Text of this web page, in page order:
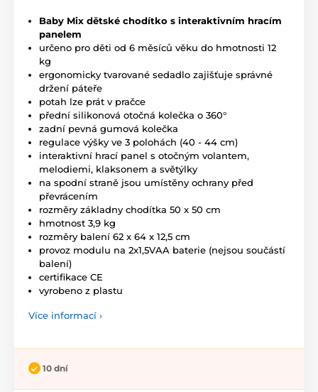
Baby Mix dětské chodítko s interaktivním hracím
panelem
určeno pro děti od 6 měsíců věku do hmotnosti 12
kg
ergonomicky tvarované sedadlo zajišťuje správné
držení páteře
potah lze prát v pračce
přední silikonová otočná kolečka o 360°
zadní pevná gumová kolečka
regulace výšky ve 3 polohách (40 - 44 cm)
interaktivní hrací panel s otočným volantem,
melodiemi, klaksonem a světýlky
na spodní straně jsou umístěny ochrany před
převrácením
rozměry základny chodítka 50 x 50 cm
hmotnost 3,9 kg
rozměry balení 62 x 64 x 12,5 cm
provoz modulu na 2x1,5VAA baterie (nejsou součástí
balení)
certifikace CE
vyrobeno z plastu
Více informací ›
10 dní